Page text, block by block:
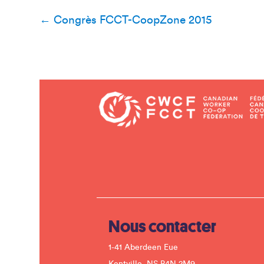
Navigation
← Congrès FCCT-CoopZone 2015
Nous contacter
1-41 Aberdeen Eue